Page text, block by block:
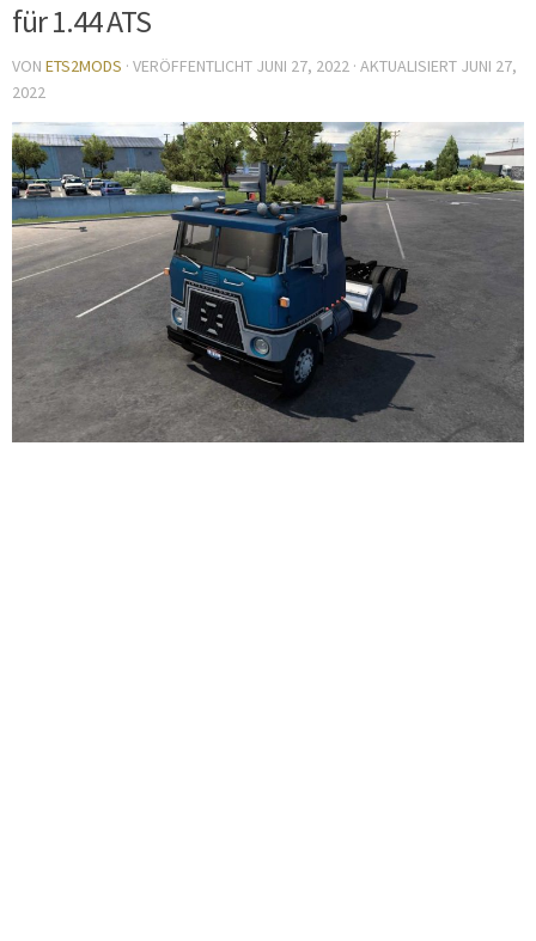
für 1.44 ATS
VON ETS2MODS · VERÖFFENTLICHT JUNI 27, 2022 · AKTUALISIERT JUNI 27,
2022